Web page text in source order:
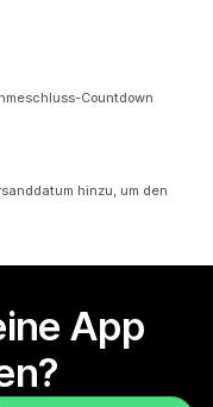
Countdown
hinzu, um den
App